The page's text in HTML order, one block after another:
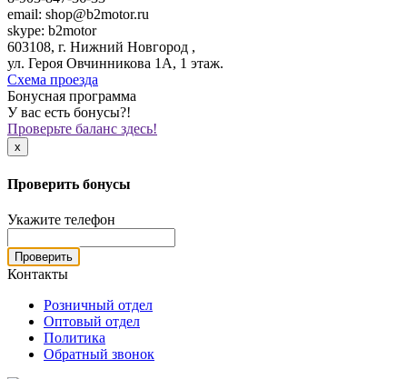
email: shop@b2motor.ru
skype: b2motor
603108, г. Нижний Новгород ,
ул. Героя Овчинникова 1А, 1 этаж.
Схема проезда
Бонусная программа
У вас есть бонусы?!
Проверьте баланс здесь!
x
Проверить бонусы
Укажите телефон
Проверить
Контакты
Розничный отдел
Оптовый отдел
Политика
Обратный звонок